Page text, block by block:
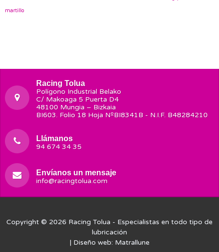
martillo
Racing Tolua
Polígono Industrial Belako
C/ Makoaga 5 Puerta D4
48100 Mungia – Bizkaia
BI603. Folio 18 Hoja NºBI8341B - N.I.F. B48284210
Llámanos
94 674 34 35
Envíanos un mensaje
info@racingtolua.com
Copyright © 2026 Racing Tolua - Especialistas en todo tipo de
lubricación
| Diseño web: Matrallune